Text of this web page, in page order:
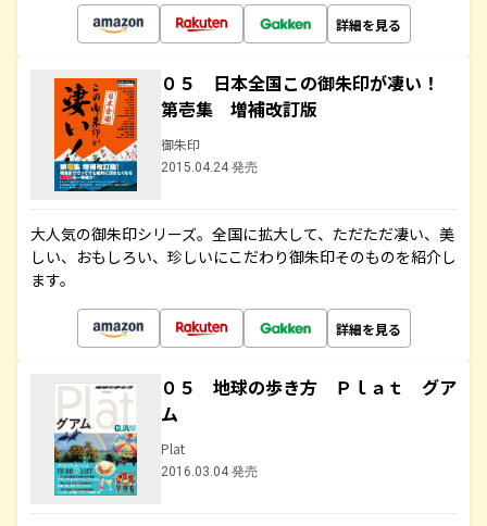
詳細を見る
０５ 日本全国この御朱印が凄い！
第壱集 増補改訂版
御朱印
2015.04.24 発売
大人気の御朱印シリーズ。全国に拡大して、ただただ凄い、美
しい、おもしろい、珍しいにこだわり御朱印そのものを紹介し
ます。
詳細を見る
０５ 地球の歩き方 Ｐｌａｔ グア
ム
Plat
2016.03.04 発売